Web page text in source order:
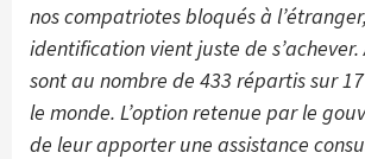
nos compatriotes bloqués à
identification vient juste de s’achever.
sont au nombre de 433 répartis sur
le monde. L’option retenue par le
de leur apporter une assistance